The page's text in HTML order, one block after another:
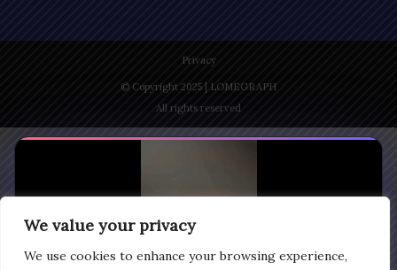
We value your privacy
We use cookies to enhance your browsing experience,
Privacy
© Copyright 2025 | LOMEGRAPH
All rights reserved